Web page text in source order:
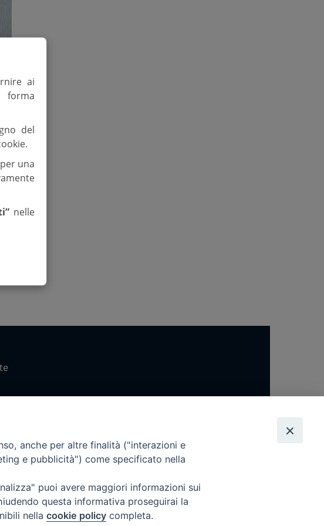
nel
ai
forma
del
una
nelle
anche per altre finalità ("interazioni e
e pubblicità") come specificato nella
puoi avere maggiori informazioni sui
questa informativa proseguirai la
nella cookie policy completa.